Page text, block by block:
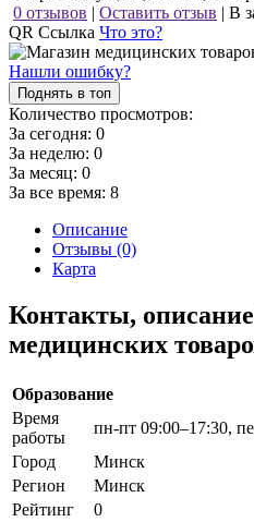
0 отзывов | Оставить отзыв | В
QR Ссылка Что это?
Нашли ошибку?
Поднять в топ
Количество просмотров:
За сегодня: 0
За неделю: 0
За месяц: 0
За все время: 8
Описание
Отзывы (0)
Карта
Контакты,
медицинских
Образование
Время
работы
пн-пт 09:00–17:30,
Город
Минск
Регион
Минск
Рейтинг
0